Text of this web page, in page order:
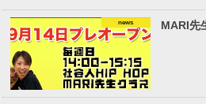
news MARI先